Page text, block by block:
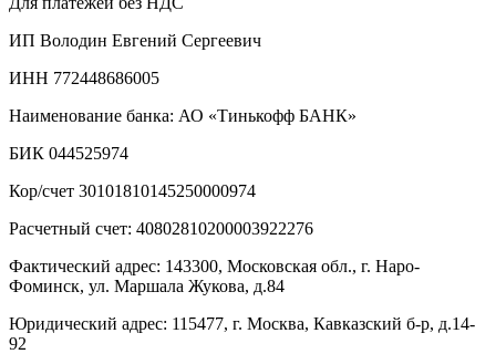
ИП Володин Евгений Сергеевич
ИНН 772448686005
Наименование банка: АО «Тинькофф БАНК»
БИК 044525974
Кор/счет 30101810145250000974
Расчетный счет: 40802810200003922276
Фактический адрес: 143300, Московская обл., г. Наро-
Фоминск, ул. Маршала Жукова, д.84
Юридический адрес: 115477, г. Москва, Кавказский б-р, д.14-
92